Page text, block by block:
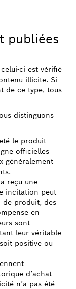
publiées
ci est vérifié
illicite. Si
de ce type, tous
distinguons
le produit
officielles
généralement
reçu une
incitation peut
de produit, des
en
sont
leur véritable
positive ou
d’achat
n’a pas été